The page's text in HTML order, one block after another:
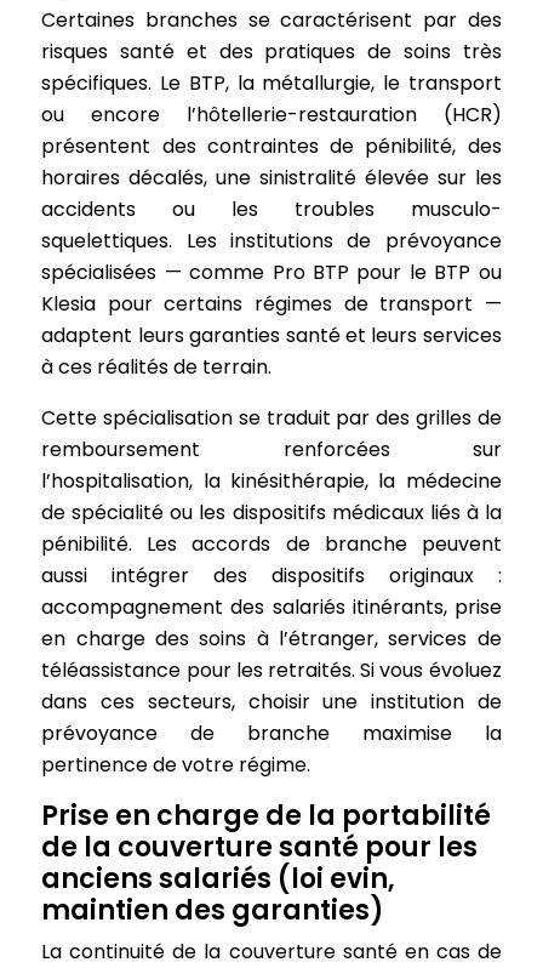
Certaines branches se caractérisent par des
risques santé et des pratiques de soins très
spécifiques. Le BTP, la métallurgie, le transport
ou encore l’hôtellerie-restauration (HCR)
présentent des contraintes de pénibilité, des
horaires décalés, une sinistralité élevée sur les
accidents ou les troubles musculo-
squelettiques. Les institutions de prévoyance
spécialisées — comme Pro BTP pour le BTP ou
Klesia pour certains régimes de transport —
adaptent leurs garanties santé et leurs services
à ces réalités de terrain.
Cette spécialisation se traduit par des grilles de
remboursement renforcées sur
l’hospitalisation, la kinésithérapie, la médecine
de spécialité ou les dispositifs médicaux liés à la
pénibilité. Les accords de branche peuvent
aussi intégrer des dispositifs originaux :
accompagnement des salariés itinérants, prise
en charge des soins à l’étranger, services de
téléassistance pour les retraités. Si vous évoluez
dans ces secteurs, choisir une institution de
prévoyance de branche maximise la
pertinence de votre régime.
Prise en charge de la portabilité
de la couverture santé pour les
anciens salariés (loi evin,
maintien des garanties)
La continuité de la couverture santé en cas de